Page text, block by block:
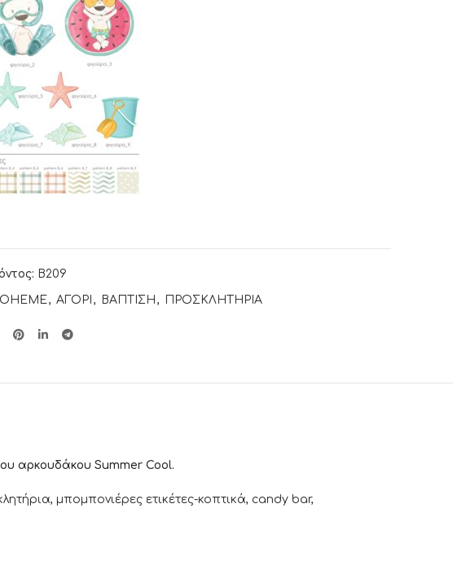
B209
, ΑΓΟΡΙ , ΒΑΠΤΙΣΗ , ΠΡΟΣΚΛΗΤΗΡΙΑ
αρκουδάκου Summer Cool.
μπομπονιέρες ετικέτες-κοπτικά, candy bar,